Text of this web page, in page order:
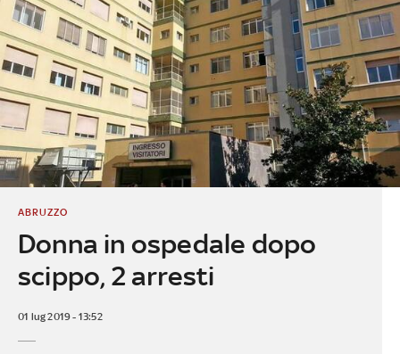
Donna in ospedale dopo
scippo, 2 arresti
ABRUZZO
01 lug 2019 - 13:52